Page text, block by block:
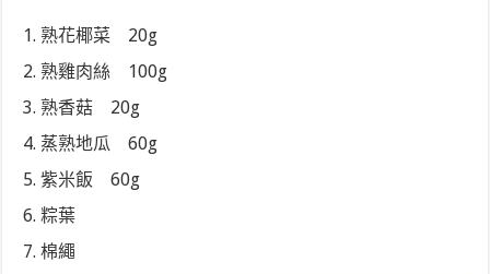
熟花椰菜 20g
熟雞肉絲 100g
熟香菇 20g
蒸熟地瓜 60g
紫米飯 60g
粽葉
棉繩